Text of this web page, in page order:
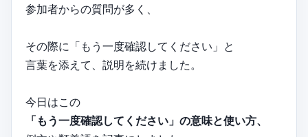
参加者からの質問が多く、
その際に「もう一度確認してください」と
言葉を添えて、説明を続けました。
今日はこの
「もう一度確認してください」の意味と使い方、